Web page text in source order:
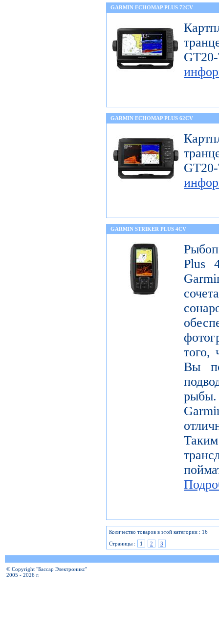
GARMIN ECHOMAP PLUS 72CV
GARMIN ECHOMAP PLUS 62CV
GARMIN STRIKER PLUS 4CV
Plus
того,
Вы
Количество товаров в этой категории : 16
Страницы :
1 2 3
© Copyright "Бассар Электроникс"
2005 - 2026 г.